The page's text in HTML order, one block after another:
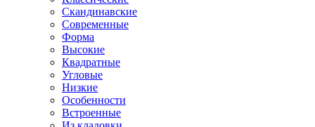
Скандинавские
Современные
Форма
Высокие
Квадратные
Угловые
Низкие
Особенности
Встроенные